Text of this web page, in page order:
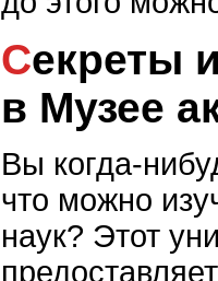
Секреты и тайны прошлого
в Музее
Вы когда-
что можно
наук? Этот